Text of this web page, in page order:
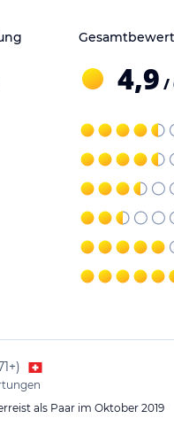
4,9 /
)
als Paar im Oktober 2019